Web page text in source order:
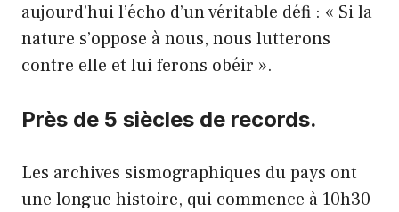
aujourd’hui l’écho d’un véritable défi : « Si la
nature s’oppose à nous, nous lutterons
contre elle et lui ferons obéir ».
Près de 5 siècles de records.
Les archives sismographiques du pays ont
une longue histoire, qui commence à 10h30